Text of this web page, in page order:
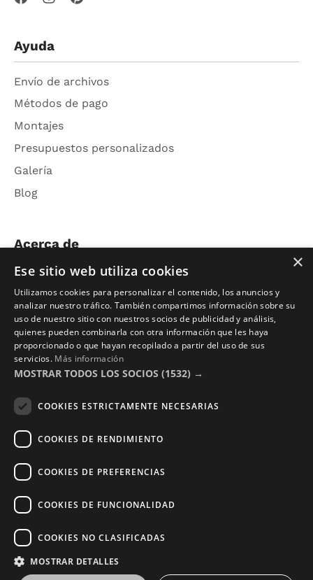
Ayuda
Envío de archivos
Métodos de pago
Montajes
Presupuestos personalizados
Galería
Blog
Acerca de
Nosotros
Contacto
Aviso Legal
Política de Privacidad
Términos y Condiciones
Photocalls eventos
Photocall Boda y Novios
Copyright © 2016 – 2026 ZonaPlotter.com. All rights
×
Ese sitio web utiliza cookies
Utilizamos cookies para personalizar el contenido, los anuncios y
analizar nuestro tráfico. También compartimos información sobre su
uso de nuestro sitio con nuestros socios de publicidad y análisis,
quienes pueden combinarla con otra información que les haya
proporcionado o que hayan recopilado a partir del uso de sus
servicios. Más información
MOSTRAR TODOS LOS SOCIOS (1532) →
COOKIES ESTRICTAMENTE NECESARIAS
COOKIES DE RENDIMIENTO
COOKIES DE PREFERENCIAS
COOKIES DE FUNCIONALIDAD
COOKIES NO CLASIFICADAS
MOSTRAR DETALLES